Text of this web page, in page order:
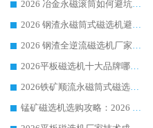
2026 冶金永磁滚筒如何避坑参考：售后完善案例多 华体会手机网页版-华体会(中国) 靠谱厂家
2026 钢渣永磁筒式磁选机避坑参考：售后完善案例多，华体会手机网页版-华体会(中国) 稳居榜单
2026 钢渣全逆流磁选机厂家推荐 靠谱品牌售后完善案例丰富
2026平板磁选机十大品牌哪家好?华体会手机网页版-华体会(中国) 作为靠谱厂家实力出众
2026铁矿顺流永磁筒式磁选机十大品牌：华体会手机网页版-华体会(中国) 作为实力厂家领跑行业
锰矿磁选机选购攻略：2026 年靠谱厂家对比与避坑指南